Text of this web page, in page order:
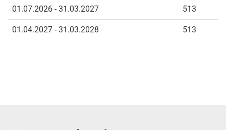
01.07.2026 - 31.03.2027 513
01.04.2027 - 31.03.2028 513